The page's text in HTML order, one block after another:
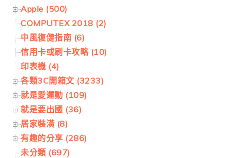
Apple (500)
COMPUTEX 2018 (2)
中風復健指南 (6)
信用卡或刷卡攻略 (10)
印表機 (4)
各類3C開箱文 (3233)
就是愛運動 (109)
就是要出國 (36)
居家裝潢 (8)
有趣的分享 (286)
未分類 (697)